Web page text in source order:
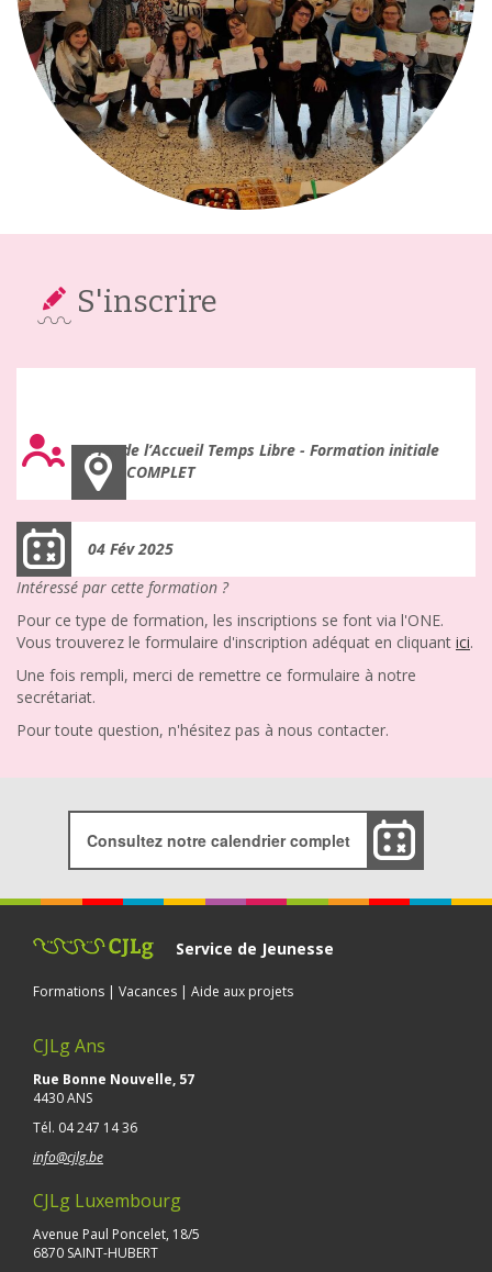
S'inscrire
Pro. de l’Accueil Temps Libre - Formation initiale
COMPLET
04 Fév 2025
Intéressé par cette formation ?
Pour ce type de formation, les inscriptions se font via l'ONE.
Vous trouverez le formulaire d'inscription adéquat en cliquant ici.
Une fois rempli, merci de remettre ce formulaire à notre
secrétariat.
Pour toute question, n'hésitez pas à nous contacter.
Consultez notre calendrier complet
Service de Jeunesse
Formations | Vacances | Aide aux projets
CJLg Ans
Rue Bonne Nouvelle, 57
4430 ANS
Tél. 04 247 14 36
info@cjlg.be
CJLg Luxembourg
Avenue Paul Poncelet, 18/5
6870 SAINT-HUBERT